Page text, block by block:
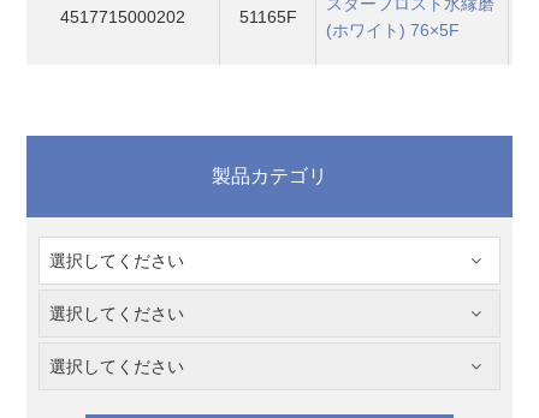
4517715000202 51165F
(ホワイト) 76×5F
製品カテゴリ